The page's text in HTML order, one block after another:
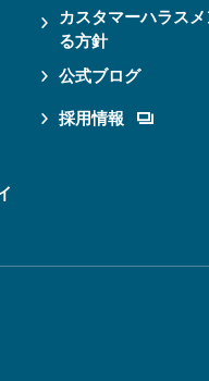
カスタマーハラス
る方針
公式ブログ
採用情報